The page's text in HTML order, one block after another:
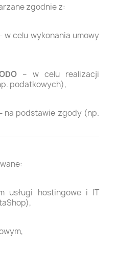
zgodnie z:
w celu wykonania umowy
– w celu realizacji
podatkowych),
na podstawie zgody (np.
usługi hostingowe i IT